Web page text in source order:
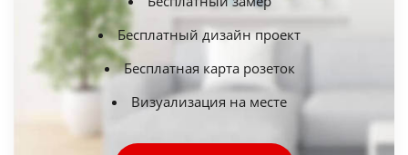
Бесплатный дизайн проект
Бесплатная карта розеток
Визуализация на месте